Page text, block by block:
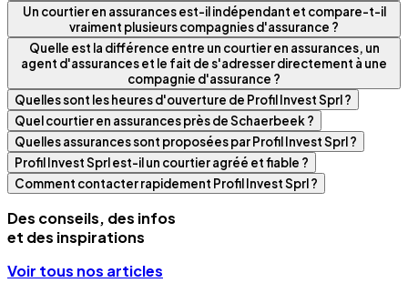
Un courtier en assurances est-il indépendant et compare-t-il
vraiment plusieurs compagnies d'assurance ?
Quelle est la différence entre un courtier en assurances, un
agent d'assurances et le fait de s'adresser directement à une
compagnie d'assurance ?
Quelles sont les heures d'ouverture de Profil Invest Sprl ?
Quel courtier en assurances près de Schaerbeek ?
Quelles assurances sont proposées par Profil Invest Sprl ?
Profil Invest Sprl est-il un courtier agréé et fiable ?
Comment contacter rapidement Profil Invest Sprl ?
Des conseils, des infos
et des inspirations
Voir tous nos articles